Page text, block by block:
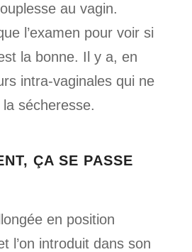
au vagin.
l’examen pour voir si
la bonne. Il y a, en
intra-vaginales qui ne
sécheresse.
ÇA SE PASSE
en position
l’on introduit dans son